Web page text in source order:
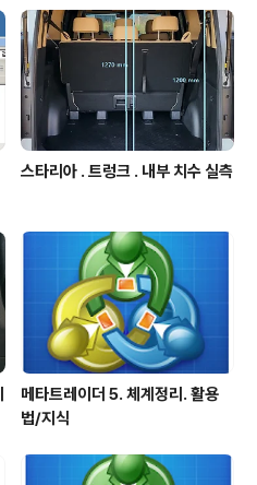
스타리아 . 트렁크 . 내부 치수 실측
메타트레이더 5. 체계정리. 활용
법/지식